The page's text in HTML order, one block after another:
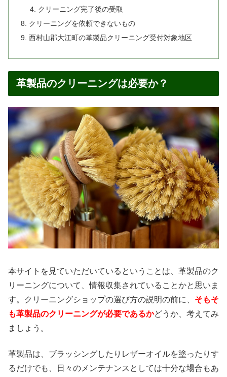
クリーニング完了後の受取
クリーニングを依頼できないもの
西村山郡大江町の革製品クリーニング受付対象地区
革製品のクリーニングは必要か？
本サイトを見ていただいているということは、革製品のク
リーニングについて、情報収集されていることかと思いま
す。クリーニングショップの選び方の説明の前に、 そもそ
も革製品のクリーニングが必要であるかどうか、考えてみ
ましょう。
革製品は、ブラッシングしたりレザーオイルを塗ったりす
るだけでも、日々のメンテナンスとしては十分な場合もあ